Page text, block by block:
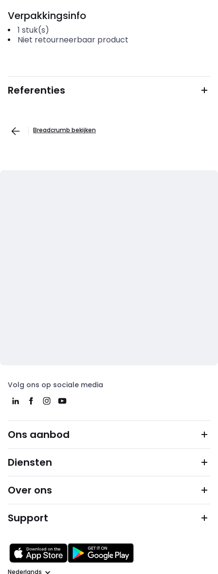
Verpakkingsinfo
1 stuk(s)
Niet retourneerbaar product
Referenties
Breadcrumb bekijken
Volg ons op sociale media
Ons aanbod
Diensten
Over ons
Support